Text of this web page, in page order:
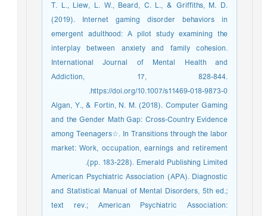
T. L., Liew, L. W., Beard, C. L., & Griffiths, M. D.
(2019). Internet gaming disorder behaviors in
emergent adulthood: A pilot study examining the
interplay between anxiety and family cohesion.
International Journal of Mental Health and
Addiction, 17, 828-844.
https://doi.org/10.1007/s11469-018-9873-0.
Algan, Y., & Fortin, N. M. (2018). Computer Gaming
and the Gender Math Gap: Cross-Country Evidence
among Teenagers☆. In Transitions through the labor
market: Work, occupation, earnings and retirement
(pp. 183-228). Emerald Publishing Limited.
American Psychiatric Association (APA). Diagnostic
and Statistical Manual of Mental Disorders, 5th ed.;
text rev.; American Psychiatric Association: